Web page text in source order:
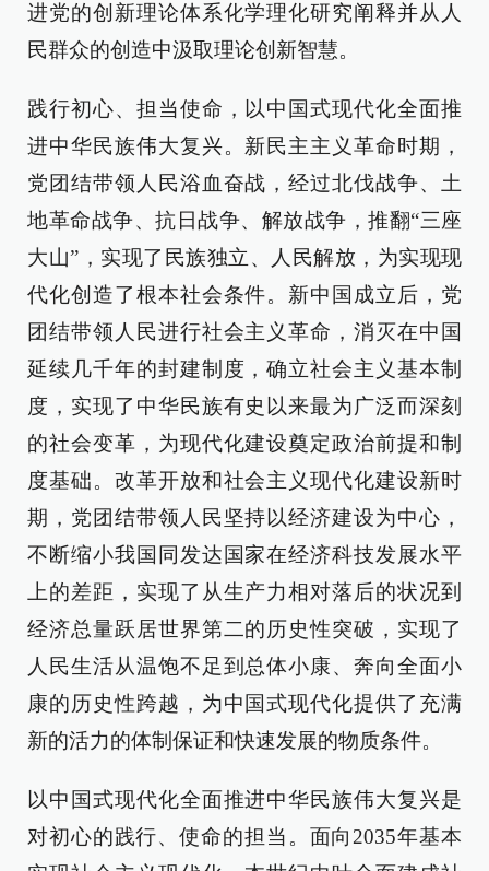
进党的创新理论体系化学理化研究阐释并从人
民群众的创造中汲取理论创新智慧。
践行初心、担当使命，以中国式现代化全面推
进中华民族伟大复兴。新民主主义革命时期，
党团结带领人民浴血奋战，经过北伐战争、土
地革命战争、抗日战争、解放战争，推翻“三座
大山”，实现了民族独立、人民解放，为实现现
代化创造了根本社会条件。新中国成立后，党
团结带领人民进行社会主义革命，消灭在中国
延续几千年的封建制度，确立社会主义基本制
度，实现了中华民族有史以来最为广泛而深刻
的社会变革，为现代化建设奠定政治前提和制
度基础。改革开放和社会主义现代化建设新时
期，党团结带领人民坚持以经济建设为中心，
不断缩小我国同发达国家在经济科技发展水平
上的差距，实现了从生产力相对落后的状况到
经济总量跃居世界第二的历史性突破，实现了
人民生活从温饱不足到总体小康、奔向全面小
康的历史性跨越，为中国式现代化提供了充满
新的活力的体制保证和快速发展的物质条件。
以中国式现代化全面推进中华民族伟大复兴是
对初心的践行、使命的担当。面向2035年基本